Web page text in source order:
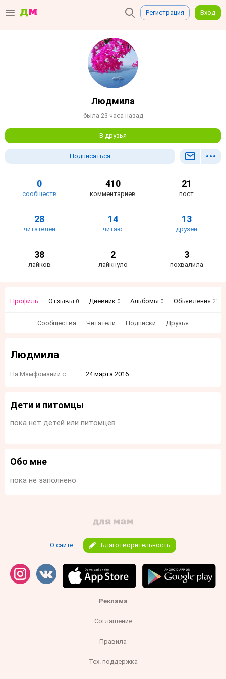
Регистрация Вход
Людмила
была 23 часа назад
В друзья
Подписаться
0
сообществ
410
комментариев
21
пост
28
читателей
14
читаю
13
друзей
38
лайков
2
лайкнуло
3
похвалила
Профиль Отзывы 0 Дневник 0 Альбомы 0 Объявления 21
Сообщества Читатели Подписки Друзья
Людмила
На Мамфомании с 24 марта 2016
Дети и питомцы
пока нет детей или питомцев
Обо мне
пока не заполнено
О сайте Благотворительность
Реклама
Соглашение
Правила
Тех. поддержка